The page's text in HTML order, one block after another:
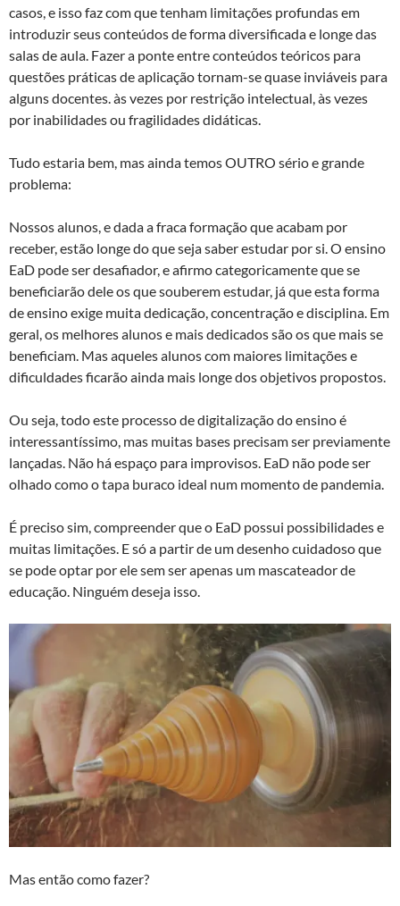
casos, e isso faz com que tenham limitações profundas em
introduzir seus conteúdos de forma diversificada e longe das
salas de aula. Fazer a ponte entre conteúdos teóricos para
questões práticas de aplicação tornam-se quase inviáveis para
alguns docentes. às vezes por restrição intelectual, às vezes
por inabilidades ou fragilidades didáticas.
Tudo estaria bem, mas ainda temos OUTRO sério e grande
problema:
Nossos alunos, e dada a fraca formação que acabam por
receber, estão longe do que seja saber estudar por si. O ensino
EaD pode ser desafiador, e afirmo categoricamente que se
beneficiarão dele os que souberem estudar, já que esta forma
de ensino exige muita dedicação, concentração e disciplina. Em
geral, os melhores alunos e mais dedicados são os que mais se
beneficiam. Mas aqueles alunos com maiores limitações e
dificuldades ficarão ainda mais longe dos objetivos propostos.
Ou seja, todo este processo de digitalização do ensino é
interessantíssimo, mas muitas bases precisam ser previamente
lançadas. Não há espaço para improvisos. EaD não pode ser
olhado como o tapa buraco ideal num momento de pandemia.
É preciso sim, compreender que o EaD possui possibilidades e
muitas limitações. E só a partir de um desenho cuidadoso que
se pode optar por ele sem ser apenas um mascateador de
educação. Ninguém deseja isso.
Mas então como fazer?